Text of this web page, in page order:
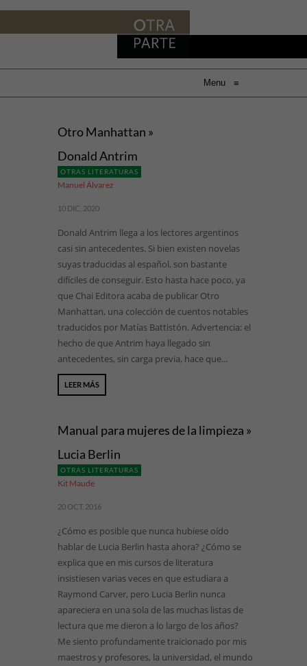
Menu ≡
Otro Manhattan »
Donald Antrim
OTRAS LITERATURAS
Manuel Álvarez
10 DIC, 2020
Donald Antrim llega a los lectores argentinos
casi sin antecedentes. Si bien existen novelas
suyas traducidas al español, son bastante
difíciles de conseguir. Esto hasta hace poco, ya
que Chai Editora acaba de publicar Otro
Manhattan, una colección de cuentos notables
traducidos por Matías Battistón. Advertencia: el
hecho de que Antrim haya llegado sin
antecedentes, sin carga previa, hace que...
LEER MÁS
Manual para mujeres de la limpieza »
Lucia Berlin
OTRAS LITERATURAS
Kit Maude
20 OCT, 2016
¿Cómo es posible que nunca hubiese oído
hablar de Lucia Berlin hasta ahora? ¿Cómo se
explica que en mis cursos de literatura
insistiesen varias veces en que estudiara a
Raymond Carver, pero Lucia Berlin nunca
apareciera en una sola de las muchas listas de
lectura que me dieron a lo largo de los años?
Me siento profundamente traicionado por mis
maestros y profesores, la universidad, el mundo